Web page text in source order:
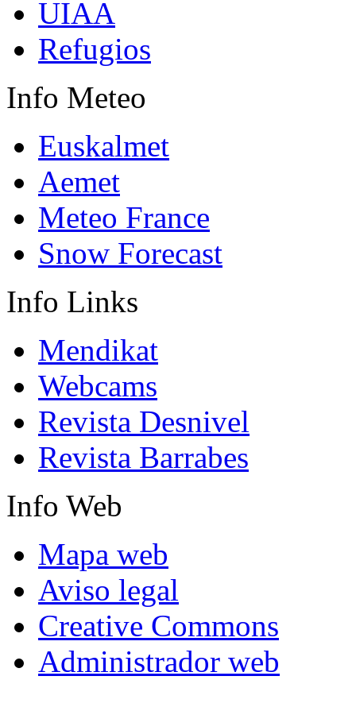
UIAA
Refugios
Info Meteo
Euskalmet
Aemet
Meteo France
Snow Forecast
Info Links
Mendikat
Webcams
Revista Desnivel
Revista Barrabes
Info Web
Mapa web
Aviso legal
Creative Commons
Administrador web